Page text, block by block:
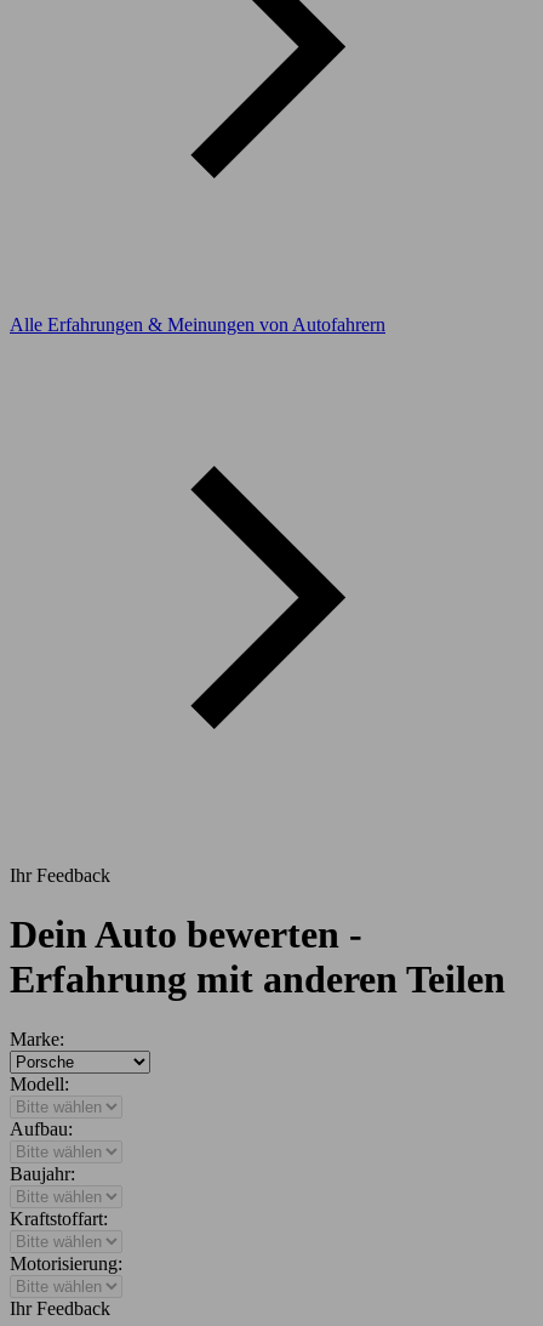
Alle Erfahrungen & Meinungen von Autofahrern
Ihr Feedback
Dein Auto bewerten -
Erfahrung mit anderen Teilen
Marke:
Modell:
Aufbau:
Baujahr:
Kraftstoffart:
Motorisierung:
Ihr Feedback